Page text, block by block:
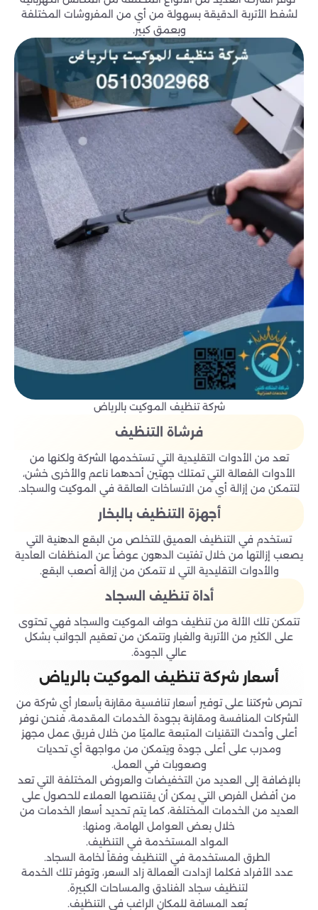
لشفط الأتربة الدقيقة بسهولة من أي من المفروشات المختلفة
وبعمق كبير.
شركة تنظيف الموكيت بالرياض
فرشاة التنظيف
تعد من الأدوات التقليدية التي تستخدمها الشركة ولكنها من
الأدوات الفعالة التي تمتلك جهتين أحدهما ناعم والأخرى خشن،
لتتمكن من إزالة أي من الاتساخات العالقة في الموكيت والسجاد.
أجهزة التنظيف بالبخار
تستخدم في التنظيف العميق للتخلص من البقع الدهنية التي
يصعب إزالتها من خلال تفتيت الدهون عوضاً عن المنظفات العادية
والأدوات التقليدية التي لا تتمكن من إزالة أصعب البقع.
أداة تنظيف السجاد
تتمكن تلك الألة من تنظيف حواف الموكيت والسجاد فهي تحتوى
على الكثير من الأتربة والغبار وتتمكن من تعقيم الجوانب بشكل
عالي الجودة.
أسعار شركة تنظيف الموكيت بالرياض
تحرص شركتنا على توفير أسعار تنافسية مقارنة بأسعار أي شركة من
الشركات المنافسة ومقارنة بجودة الخدمات المقدمة، فنحن نوفر
أعلى وأحدث التقنيات المتبعة عالميًا من خلال فريق عمل مجهز
ومدرب على أعلى جودة ويتمكن من مواجهة أي تحديات
وصعوبات في العمل.
بالإضافة إلى العديد من التخفيضات والعروض المختلفة التي تعد
من أفضل الفرص التي يمكن أن يقتنصها العملاء للحصول على
العديد من الخدمات المختلفة، كما يتم تحديد أسعار الخدمات من
خلال بعض العوامل الهامة، ومنها:
المواد المستخدمة في التنظيف.
الطرق المستخدمة في التنظيف وفقاً لخامة السجاد.
عدد الأفراد فكلما ازدادت العمالة زاد السعر، وتوفر تلك الخدمة
لتنظيف سجاد الفنادق والمساحات الكبيرة.
بُعد المسافة للمكان الراغب في التنظيف.